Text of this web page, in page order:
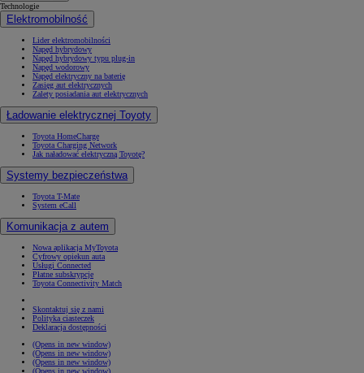
Technologie
Elektromobilność
Lider elektromobilności
Napęd hybrydowy
Napęd hybrydowy typu plug-in
Napęd wodorowy
Napęd elektryczny na baterię
Zasięg aut elektrycznych
Zalety posiadania aut elektrycznych
Ładowanie elektrycznej Toyoty
Toyota HomeCharge
Toyota Charging Network
Jak naładować elektryczną Toyotę?
Systemy bezpieczeństwa
Toyota T-Mate
System eCall
Komunikacja z autem
Nowa aplikacja MyToyota
Cyfrowy opiekun auta
Usługi Connected
Płatne subskrypcje
Toyota Connectivity Match
Skontaktuj się z nami
Polityka ciasteczek
Deklaracja dostępności
(Opens in new window)
(Opens in new window)
(Opens in new window)
(Opens in new window)